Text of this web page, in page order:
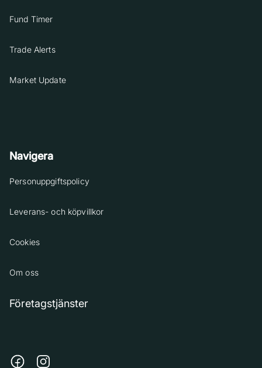
Fund Timer
Trade Alerts
Market Update
Navigera
Personuppgiftspolicy
Leverans- och köpvillkor
Cookies
Om oss
Företagstjänster